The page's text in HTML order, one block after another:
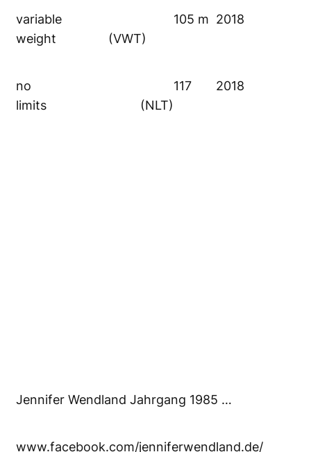
variable
weight (VWT)
105 m 2018
no
limits (NLT)
117 2018
Jennifer Wendland Jahrgang 1985 …
www.facebook.com/jenniferwendland.de/